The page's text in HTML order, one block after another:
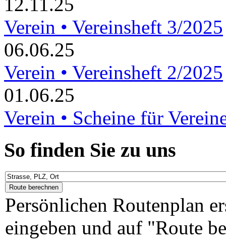
Verein • Vereinsheft 3/2025
06.06.25
Verein • Vereinsheft 2/2025
01.06.25
Verein • Scheine für
So finden Sie zu uns
Persönlichen Routenplan
eingeben und auf "Route